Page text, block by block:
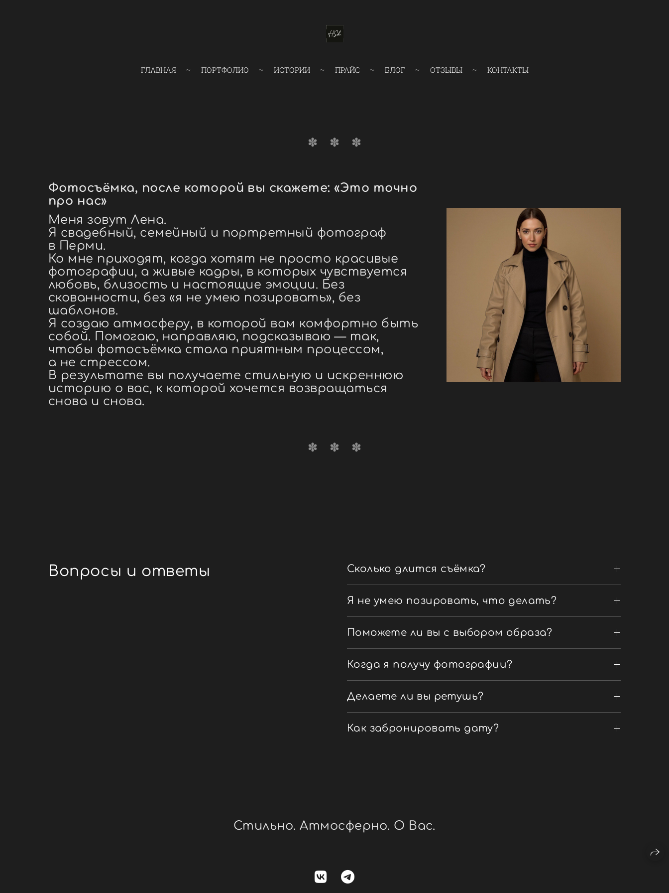
ГЛАВНАЯ ПОРТФОЛИО ИСТОРИИ ПРАЙС БЛОГ ОТЗЫВЫ КОНТАКТЫ
Фотосъёмка, после которой вы скажете: «Это точно
про нас»
Меня зовут Лена.
Я свадебный, семейный и портретный фотограф
в Перми.
Ко мне приходят, когда хотят не просто красивые
фотографии, а живые кадры, в которых чувствуется
любовь, близость и настоящие эмоции. Без
скованности, без «я не умею позировать», без
шаблонов.
Я создаю атмосферу, в которой вам комфортно быть
собой. Помогаю, направляю, подсказываю — так,
чтобы фотосъёмка стала приятным процессом,
а не стрессом.
В результате вы получаете стильную и искреннюю
историю о вас, к которой хочется возвращаться
снова и снова.
Вопросы и ответы Сколько длится съёмка?
Я не умею позировать, что делать?
Поможете ли вы с выбором образа?
Когда я получу фотографии?
Делаете ли вы ретушь?
Как забронировать дату?
Стильно. Атмосферно. О Вас.